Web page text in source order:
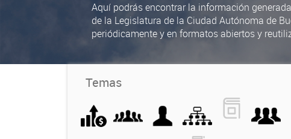
Aquí podrás encontrar la información
de la Legislatura de la Ciudad Autónoma de
periódicamente y en formatos abiertos y
Temas